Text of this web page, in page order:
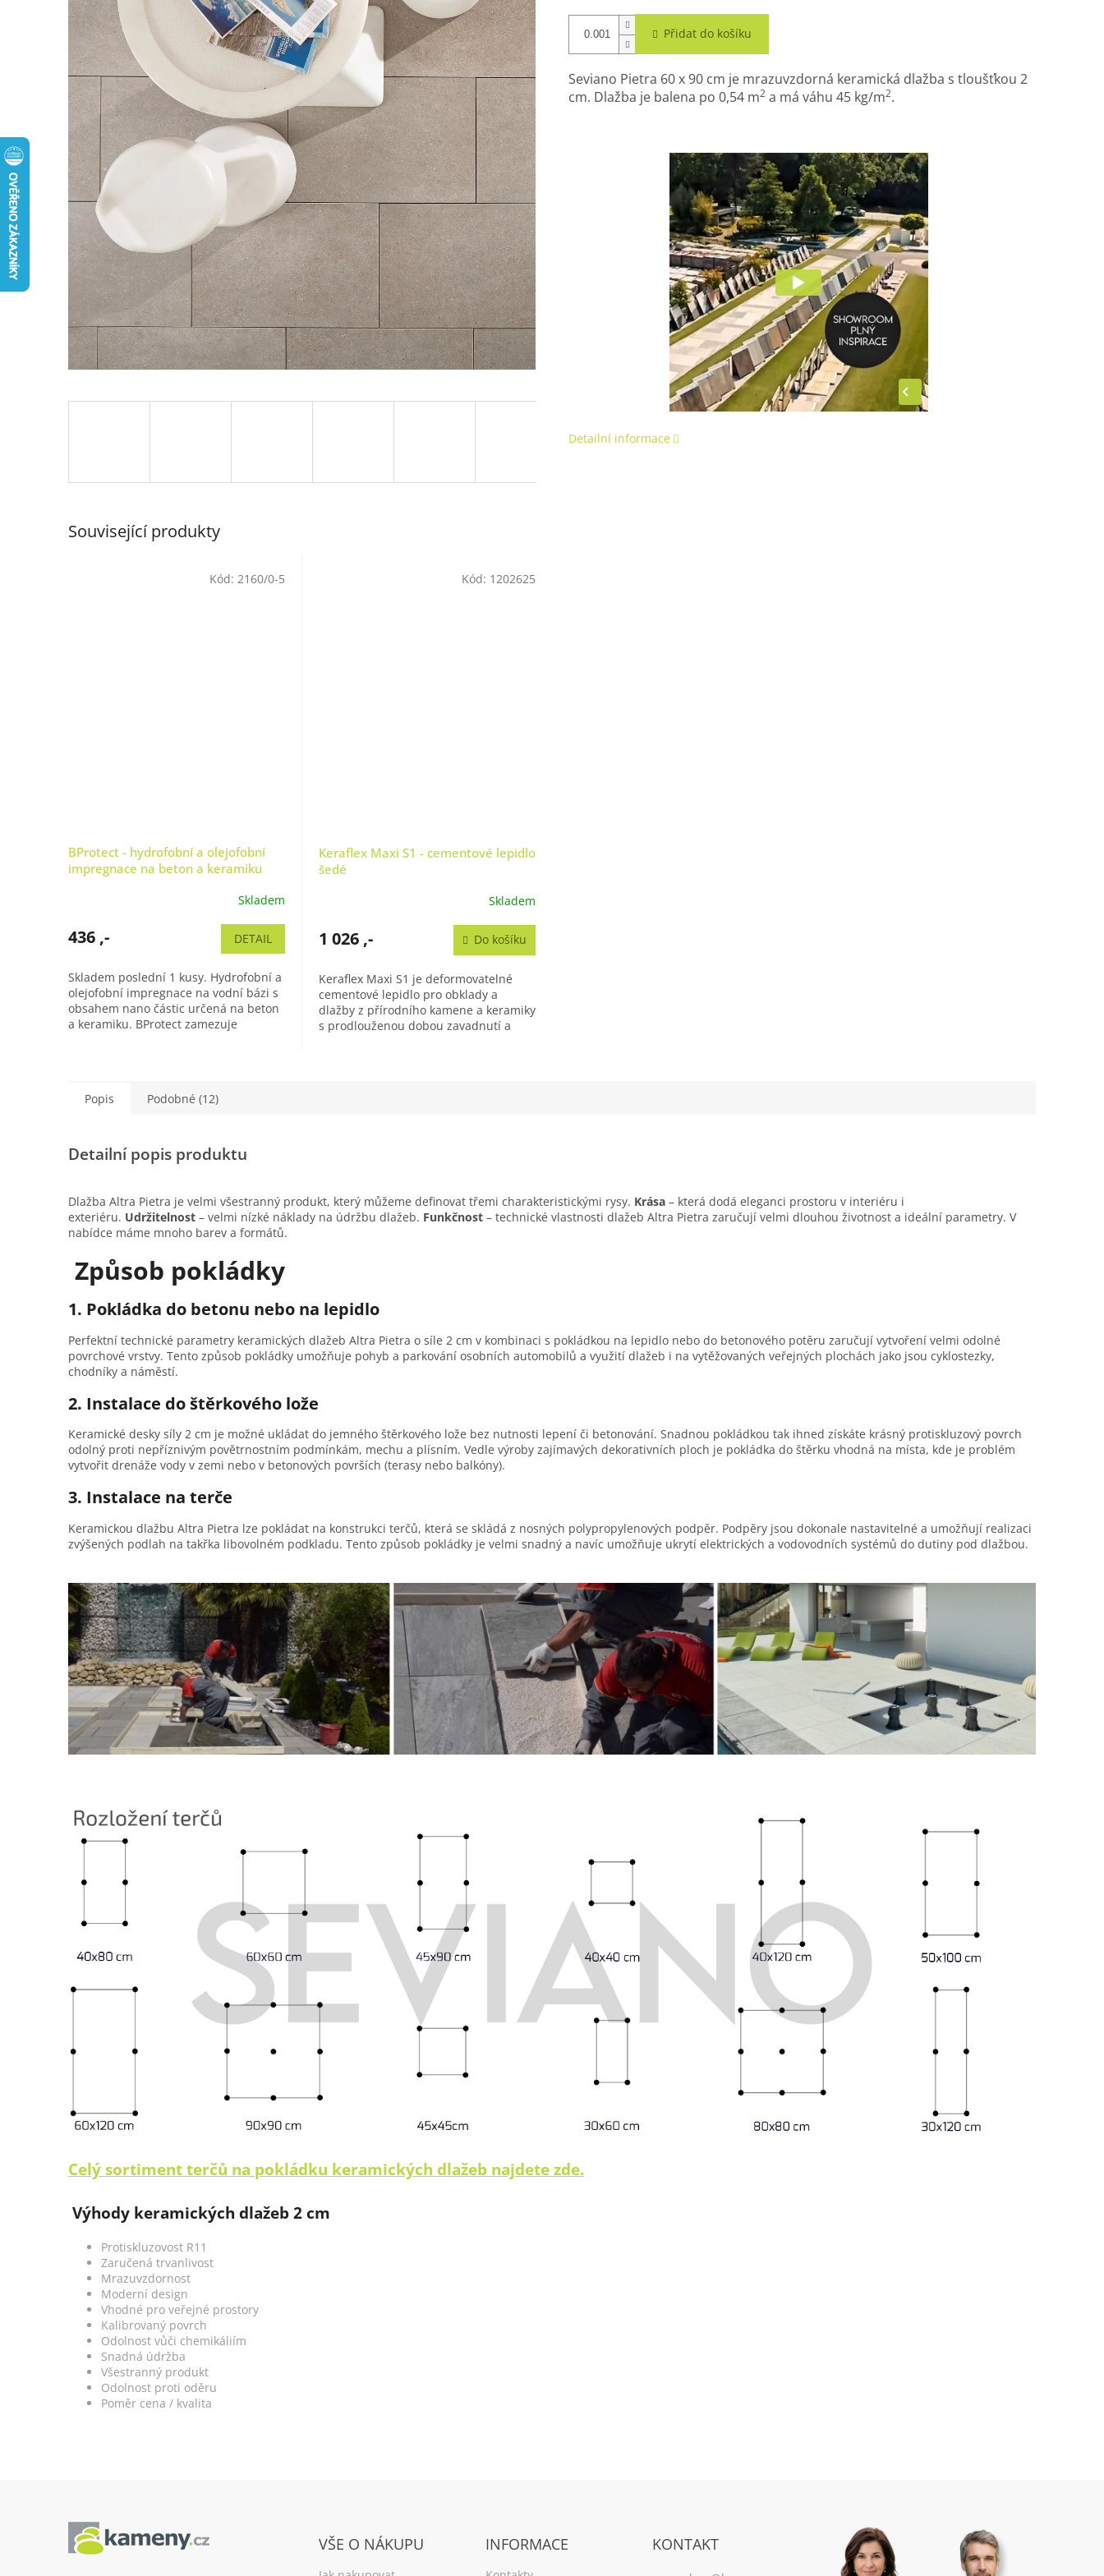
Přidat do košíku
Seviano Pietra 60 x 90 cm je mrazuvzdorná keramická dlažba s tloušťkou 2
cm. Dlažba je balena po 0,54 m2 a má váhu 45 kg/m2.
Detailní informace
Související produkty
BProtect - hydrofobní a olejofobní
impregnace na beton a keramiku
Skladem
436 ,- DETAIL
Skladem poslední 1 kusy. Hydrofobní a
olejofobní impregnace na vodní bázi s
obsahem nano částic určená na beton
a keramiku. BProtect zamezuje
Kód: 2160/0-5
Keraflex Maxi S1 - cementové lepidlo
šedé
Skladem
1 026 ,- Do košíku
Keraflex Maxi S1 je deformovatelné
cementové lepidlo pro obklady a
dlažby z přírodního kamene a keramiky
s prodlouženou dobou zavadnutí a
Kód: 1202625
Popis Podobné (12)
Detailní popis produktu
Dlažba Altra Pietra je velmi všestranný produkt, který můžeme definovat třemi charakteristickými rysy. Krása – která dodá eleganci prostoru v interiéru i
exteriéru. Udržitelnost – velmi nízké náklady na údržbu dlažeb. Funkčnost – technické vlastnosti dlažeb Altra Pietra zaručují velmi dlouhou životnost a ideální parametry. V
nabídce máme mnoho barev a formátů.
Způsob pokládky
1. Pokládka do betonu nebo na lepidlo
Perfektní technické parametry keramických dlažeb Altra Pietra o síle 2 cm v kombinaci s pokládkou na lepidlo nebo do betonového potěru zaručují vytvoření velmi odolné
povrchové vrstvy. Tento způsob pokládky umožňuje pohyb a parkování osobních automobilů a využití dlažeb i na vytěžovaných veřejných plochách jako jsou cyklostezky,
chodníky a náměstí.
2. Instalace do štěrkového lože
Keramické desky síly 2 cm je možné ukládat do jemného štěrkového lože bez nutnosti lepení či betonování. Snadnou pokládkou tak ihned získáte krásný protiskluzový povrch
odolný proti nepříznivým povětrnostním podmínkám, mechu a plísním. Vedle výroby zajímavých dekorativních ploch je pokládka do štěrku vhodná na místa, kde je problém
vytvořit drenáže vody v zemi nebo v betonových površích (terasy nebo balkóny).
3. Instalace na terče
Keramickou dlažbu Altra Pietra lze pokládat na konstrukci terčů, která se skládá z nosných polypropylenových podpěr. Podpěry jsou dokonale nastavitelné a umožňují realizaci
zvýšených podlah na takřka libovolném podkladu. Tento způsob pokládky je velmi snadný a navíc umožňuje ukrytí elektrických a vodovodních systémů do dutiny pod dlažbou.
Celý sortiment terčů na pokládku keramických dlažeb najdete zde.
Výhody keramických dlažeb 2 cm
Protiskluzovost R11
Zaručená trvanlivost
Mrazuvzdornost
Moderní design
Vhodné pro veřejné prostory
Kalibrovaný povrch
Odolnost vůči chemikáliím
Snadná údržba
Všestranný produkt
Odolnost proti oděru
Poměr cena / kvalita
VŠE O NÁKUPU INFORMACE KONTAKT